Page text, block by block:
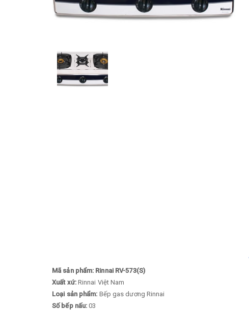
Mã sản phẩm: Rinnai RV-573(S)
Xuất xứ:Rinnai Việt Nam
Loại sản phẩm: Bếp gas dương Rinnai
Số bếp nấu: 03